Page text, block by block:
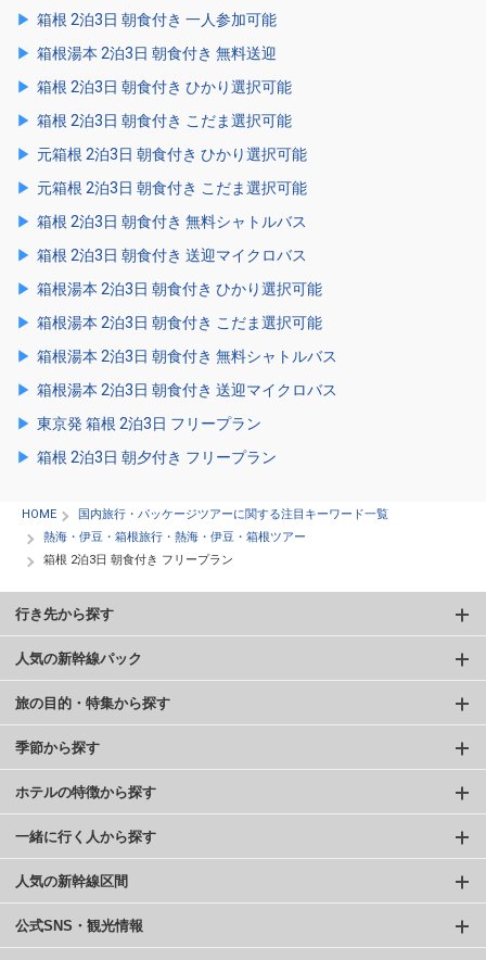
箱根 2泊3日 朝食付き 一人参加可能
箱根湯本 2泊3日 朝食付き 無料送迎
箱根 2泊3日 朝食付き ひかり選択可能
箱根 2泊3日 朝食付き こだま選択可能
元箱根 2泊3日 朝食付き ひかり選択可能
元箱根 2泊3日 朝食付き こだま選択可能
箱根 2泊3日 朝食付き 無料シャトルバス
箱根 2泊3日 朝食付き 送迎マイクロバス
箱根湯本 2泊3日 朝食付き ひかり選択可能
箱根湯本 2泊3日 朝食付き こだま選択可能
箱根湯本 2泊3日 朝食付き 無料シャトルバス
箱根湯本 2泊3日 朝食付き 送迎マイクロバス
東京発 箱根 2泊3日 フリープラン
箱根 2泊3日 朝夕付き フリープラン
HOME
国内旅行・パッケージツアーに関する注目キーワード一覧
熱海・伊豆・箱根旅行・熱海・伊豆・箱根ツアー
箱根 2泊3日 朝食付き フリープラン
行き先から探す
人気の新幹線パック
旅の目的・特集から探す
季節から探す
ホテルの特徴から探す
一緒に行く人から探す
人気の新幹線区間
公式SNS・観光情報